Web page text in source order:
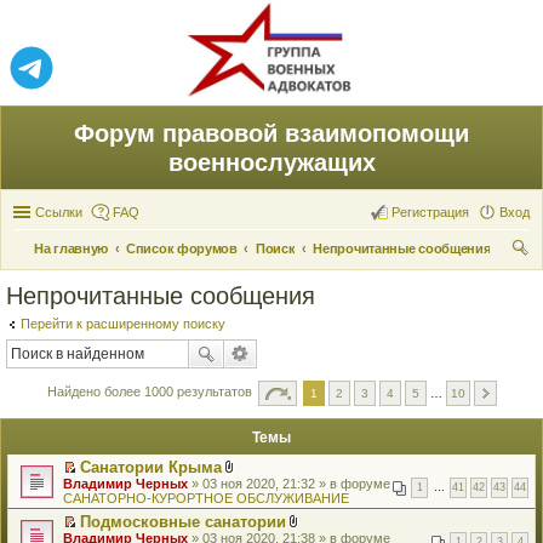
Форум правовой взаимопомощи
военнослужащих
Ссылки FAQ Вход
Регистрация
На главную Список форумов Поиск
Непрочитанные сообщения
Непрочитанные сообщения
Перейти к расширенному поиску
Найдено более 1000 результатов 1 2 3 4 5 10
Темы
П
е
р
й
Санатории Крыма
В
л
о
ж
е
1 41 42 43 44
Владимир Черных » 03 ноя 2020, 21:32 » в форуме
САНАТОРНО-КУРОРТНОЕ ОБСЛУЖИВАНИЕ
П
Подмосковные санатории
В
Владимир Черных » 03 ноя 2020, 21:38 » в форуме